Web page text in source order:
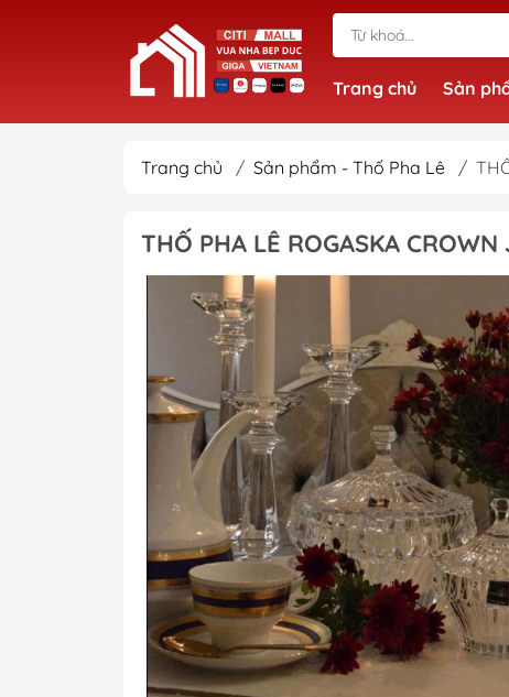
Trang chủ
Sản
Trang chủ / Sản phẩm - Thố Pha Lê /
THỐ PHA LÊ ROGASKA CROWN